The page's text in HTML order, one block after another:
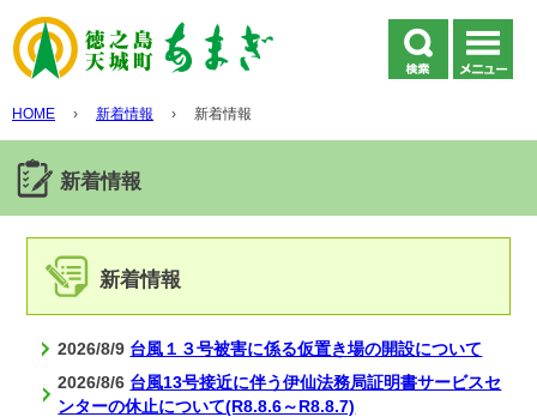
HOME › 新着情報 › 新着情報
新着情報
新着情報
2026/8/9 台風１３号被害に係る仮置き場の開設について
2026/8/6 台風13号接近に伴う伊仙法務局証明書サービスセ
ンターの休止について(R8.8.6～R8.8.7)